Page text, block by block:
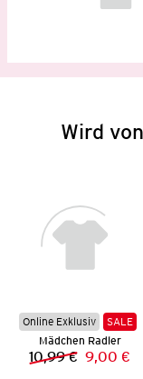
Wird
Online Exklusiv
SALE
Mädchen Radler
10,99 € Neuer
9,00 €